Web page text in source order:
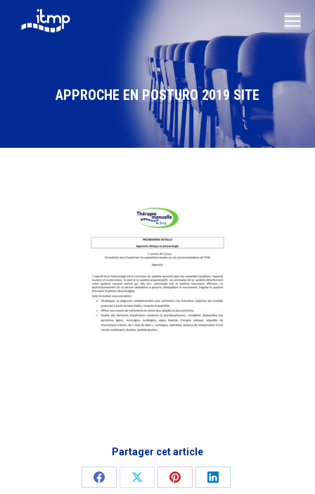
APPROCHE EN POSTURO 2019 SITE
Vous êtes ici :
Partager cet article
Share
Share
Share
Share